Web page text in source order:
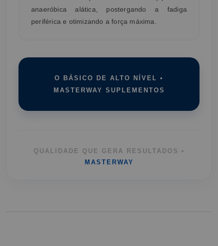
anaeróbica alática, postergando a fadiga
periférica e otimizando a força máxima.
O BÁSICO DE ALTO NÍVEL •
MASTERWAY SUPLEMENTOS
QUALIDADE QUE GERA RESULTADOS •
MASTERWAY